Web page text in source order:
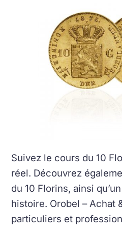
Suivez le cours du 10
réel. Découvrez
du 10 Florins, ainsi
histoire. Orobel – Achat
particuliers et